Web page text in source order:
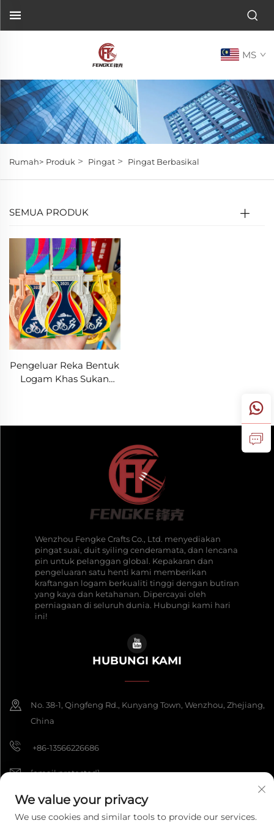
MS
Rumah> Produk > Pingat > Pingat Berbasikal
SEMUA PRODUK
Pengeluar Reka Bentuk
Logam Khas Sukan
Wenzhou Fengke Crafts Co., Ltd. menyediakan
pingat suai, duit syiling cenderamata, dan lencana
pin untuk pelanggan global. Kepakaran dan
pengeluaran satu henti kami memberikan
kraftangan logam berkualiti tinggi dengan butiran
yang kaya dan ketahanan. Dipercayai oleh
perniagaan di seluruh dunia. Hubungi kami hari
ini!
HUBUNGI KAMI
No. 38-1, Qingfeng Rd., Kunyang Town, Wenzhou, Zhejiang,
China
+86-13566226686
[email protected]
We value your privacy
We use cookies and similar tools to provide our services.